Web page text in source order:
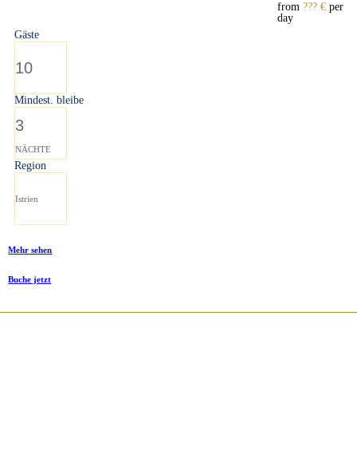
from ??? €per
day
Gäste
10
Mindest. bleibe
3
NÄCHTE
Region
Istrien
Mehr sehen
Buche jetzt